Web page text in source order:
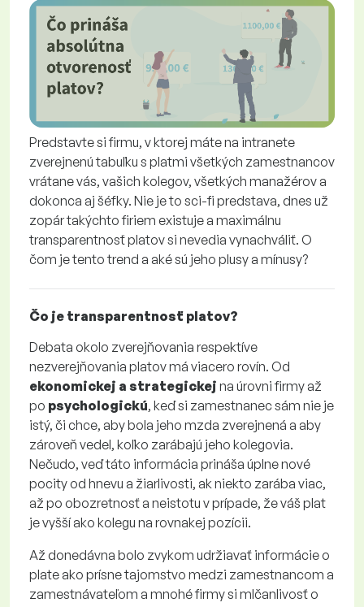
Predstavte si firmu, v ktorej máte na intranete
zverejnenú tabuľku s platmi všetkých zamestnancov
vrátane vás, vašich kolegov, všetkých manažérov a
dokonca aj šéfky. Nie je to sci-fi predstava, dnes už
zopár takýchto firiem existuje a maximálnu
transparentnosť platov si nevedia vynachváliť. O
čom je tento trend a aké sú jeho plusy a mínusy?
Čo je transparentnosť platov?
Debata okolo zverejňovania respektíve
nezverejňovania platov má viacero rovín. Od
ekonomickej a strategickej na úrovni firmy až
po psychologickú, keď si zamestnanec sám nie je
istý, či chce, aby bola jeho mzda zverejnená a aby
zároveň vedel, koľko zarábajú jeho kolegovia.
Nečudo, veď táto informácia prináša úplne nové
pocity od hnevu a žiarlivosti, ak niekto zarába viac,
až po obozretnosť a neistotu v prípade, že váš plat
je vyšší ako kolegu na rovnakej pozícii.
Až donedávna bolo zvykom udržiavať informácie o
plate ako prísne tajomstvo medzi zamestnancom a
zamestnávateľom a mnohé firmy si mlčanlivosť o